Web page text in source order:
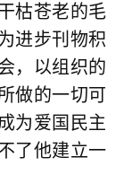
枯苍老的毛
进步刊物积
，以组织的
做的一切可
为爱国民主
了他建立一